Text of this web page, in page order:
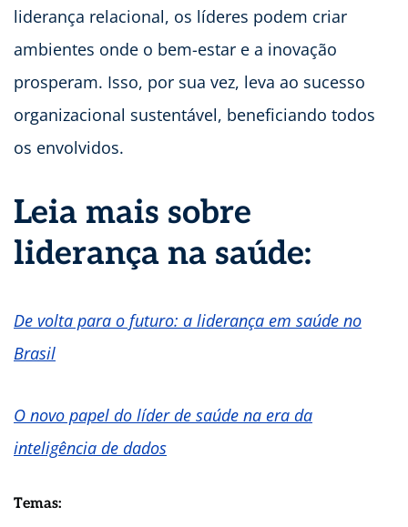
liderança relacional, os líderes podem criar
ambientes onde o bem-estar e a inovação
prosperam. Isso, por sua vez, leva ao sucesso
organizacional sustentável, beneficiando todos
os envolvidos.
Leia mais sobre
liderança na saúde:
De volta para o futuro: a liderança em saúde no
Brasil
O novo papel do líder de saúde na era da
inteligência de dados
Temas: